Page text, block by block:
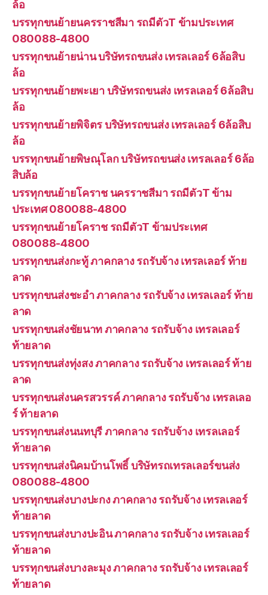
ล้อ
บรรทุกขนย้ายนครราชสีมา รถมีตัวT ข้ามประเทศ
080088-4800
บรรทุกขนย้ายน่าน บริษัทรถขนส่ง เทรลเลอร์ 6ล้อสิบ
ล้อ
บรรทุกขนย้ายพะเยา บริษัทรถขนส่ง เทรลเลอร์ 6ล้อสิบ
ล้อ
บรรทุกขนย้ายพิจิตร บริษัทรถขนส่ง เทรลเลอร์ 6ล้อสิบ
ล้อ
บรรทุกขนย้ายพิษณุโลก บริษัทรถขนส่ง เทรลเลอร์ 6ล้อ
สิบล้อ
บรรทุกขนย้ายโคราช นครราชสีมา รถมีตัวT ข้าม
ประเทศ 080088-4800
บรรทุกขนย้ายโคราช รถมีตัวT ข้ามประเทศ
080088-4800
บรรทุกขนส่งกะทู้ ภาคกลาง รถรับจ้าง เทรลเลอร์ ท้าย
ลาด
บรรทุกขนส่งชะอำ ภาคกลาง รถรับจ้าง เทรลเลอร์ ท้าย
ลาด
บรรทุกขนส่งชัยนาท ภาคกลาง รถรับจ้าง เทรลเลอร์
ท้ายลาด
บรรทุกขนส่งทุ่งสง ภาคกลาง รถรับจ้าง เทรลเลอร์ ท้าย
ลาด
บรรทุกขนส่งนครสวรรค์ ภาคกลาง รถรับจ้าง เทรลเลอ
ร์ ท้ายลาด
บรรทุกขนส่งนนทบุรี ภาคกลาง รถรับจ้าง เทรลเลอร์
ท้ายลาด
บรรทุกขนส่งนิคมบ้านโพธิ์ บริษัทรถเทรลเลอร์ขนส่ง
080088-4800
บรรทุกขนส่งบางปะกง ภาคกลาง รถรับจ้าง เทรลเลอร์
ท้ายลาด
บรรทุกขนส่งบางปะอิน ภาคกลาง รถรับจ้าง เทรลเลอร์
ท้ายลาด
บรรทุกขนส่งบางละมุง ภาคกลาง รถรับจ้าง เทรลเลอร์
ท้ายลาด